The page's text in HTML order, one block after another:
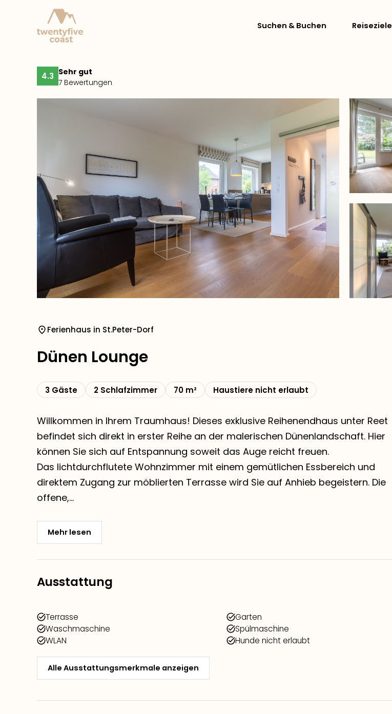
Suchen & Buchen Reiseziele
4.3 Sehr gut
7 Bewertungen
Ferienhaus in St.Peter-Dorf
Dünen Lounge
3 Gäste 2 Schlafzimmer 70 m² Haustiere nicht erlaubt
Willkommen in Ihrem Traumhaus! Dieses exklusive Reihenendhaus unter Reet
befindet sich direkt in erster Reihe an der malerischen Dünenlandschaft. Hier
können Sie sich auf Entspannung soweit das Auge reicht freuen.
Das lichtdurchflutete Wohnzimmer mit einem gemütlichen Essbereich und
direktem Zugang zur möblierten Terrasse wird Sie auf Anhieb begeistern. Die
offene,...
Mehr lesen
Ausstattung
Terrasse
Garten
Waschmaschine
Spülmaschine
WLAN
Hunde nicht erlaubt
Alle Ausstattungsmerkmale anzeigen